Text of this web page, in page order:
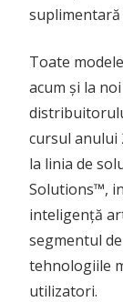
suplimentară
Toate
acum și la
cursul anului
la linia de
Solutions™,
inteligență
segmentul
tehnologiile
utilizatori.